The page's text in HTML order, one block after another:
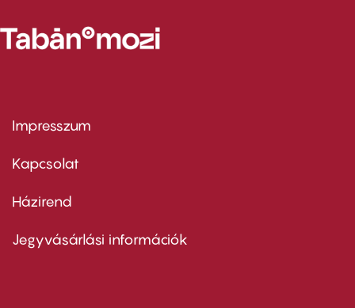
Footer
first
Impresszum
Kapcsolat
Footer
second
Házirend
Jegyvásárlási információk